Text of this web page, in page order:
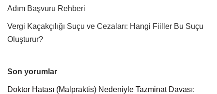
Adım Başvuru Rehberi
Vergi Kaçakçılığı Suçu ve Cezaları: Hangi Fiiller Bu Suçu
Oluşturur?
Son yorumlar
Doktor Hatası (Malpraktis) Nedeniyle Tazminat Davası: